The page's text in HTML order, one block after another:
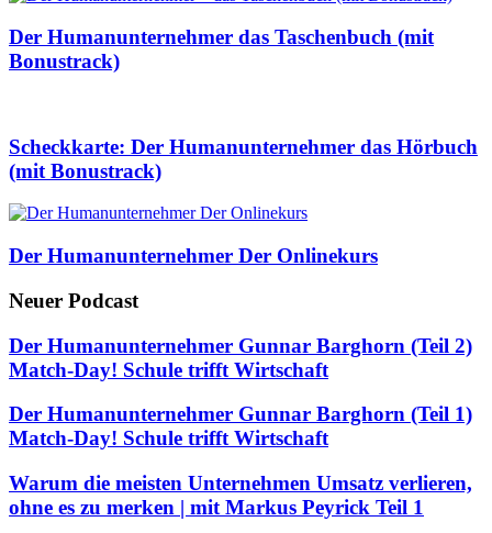
Der Humanunternehmer das Taschenbuch (mit
Bonustrack)
Scheckkarte: Der Humanunternehmer das Hörbuch
(mit Bonustrack)
Der Humanunternehmer Der Onlinekurs
Neuer Podcast
Der Humanunternehmer Gunnar Barghorn (Teil 2)
Match-Day! Schule trifft Wirtschaft
Der Humanunternehmer Gunnar Barghorn (Teil 1)
Match-Day! Schule trifft Wirtschaft
Warum die meisten Unternehmen Umsatz verlieren,
ohne es zu merken | mit Markus Peyrick Teil 1